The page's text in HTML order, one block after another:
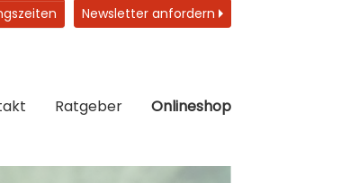
Newsletter anfordern
Ratgeber Onlineshop